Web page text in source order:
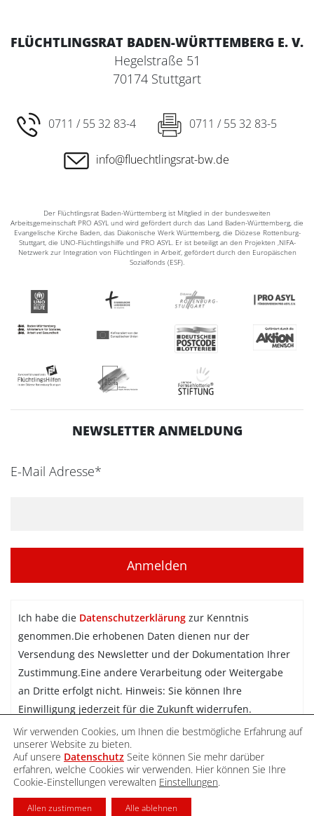
FLÜCHTLINGSRAT BADEN-WÜRTTEMBERG E. V.
Hegelstraße 51
70174 Stuttgart
0711 / 55 32 83-4 0711 / 55 32 83-5
info@fluechtlingsrat-bw.de
Der Flüchtlingsrat Baden-Württemberg ist Mitglied in der bundesweiten
Arbeitsgemeinschaft PRO ASYL und wird gefördert durch das Land Baden-Württemberg, die
Evangelische Kirche Baden, das Diakonische Werk Württemberg, die Diözese Rottenburg-
Stuttgart, die UNO-Flüchtlingshilfe und PRO ASYL. Er ist beteiligt an den Projekten ‚NIFA-
Netzwerk zur Integration von Flüchtlingen in Arbeit‘, gefördert durch den Europäischen
Sozialfonds (ESF).
NEWSLETTER ANMELDUNG
E-Mail Adresse*
Ich habe die Datenschutzerklärung zur Kenntnis
genommen.Die erhobenen Daten dienen nur der
Versendung des Newsletter und der Dokumentation Ihrer
Zustimmung.Eine andere Verarbeitung oder Weitergabe
an Dritte erfolgt nicht. Hinweis: Sie können Ihre
Einwilligung jederzeit für die Zukunft widerrufen.
Newsletter abonnieren
DATENSCHUTZ IMPRESSUM
Wir verwenden Cookies, um Ihnen die bestmögliche Erfahrung auf
unserer Website zu bieten.
Auf unsere Datenschutz Seite können Sie mehr darüber
erfahren, welche Cookies wir verwenden. Hier können Sie Ihre
Cookie-Einstellungen verewalten Einstellungen.
Allen zustimmen Alle ablehnen